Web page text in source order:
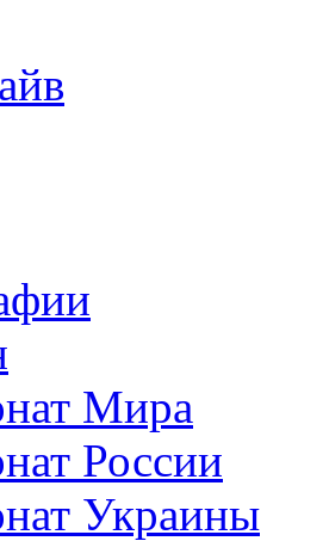
Мира
России
Украины